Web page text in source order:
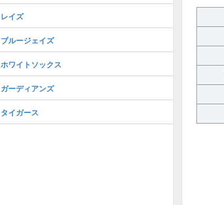
レイズ
ブルージェイズ
ホワイトソックス
ガーディアンズ
タイガース